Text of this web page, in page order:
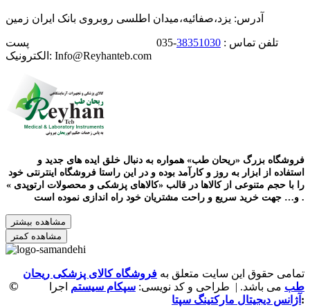
آدرس: یزد،صفائیه،میدان اطلسی روبروی بانک ایران زمین
تلفن تماس : 38351030
-035 پست
الکترونیک: Info@Reyhanteb.com
استفاده از ابزار به روز و کارآمد بوده و در این راستا فروشگاه اینترنتی خود
را با حجم متنوعی از کالاها در قالب «کالاهای پزشکی و محصولات ارتوپدی »
و… جهت خرید سریع و راحت مشتریان خود راه اندازی نموده است .
مشاهده بیشتر
مشاهده کمتر
©
تمامی حقوق این سایت متعلق به فروشگاه کالای پزشکی ریحان
طب می باشد. | طراحی و کد نویسی: سپکام سیستم اجرا
: آژانس دیجیتال مارکتینگ سپتا